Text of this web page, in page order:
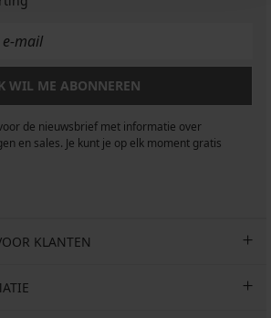
WIL ME ABONNEREN
de nieuwsbrief met informatie over
en sales. Je kunt je op elk moment gratis
KLANTEN